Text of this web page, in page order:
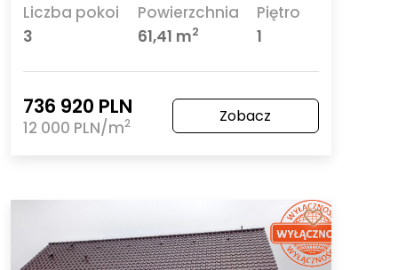
Liczba pokoi
3
Powierzchnia
61,41 m2
Piętro
1
736 920 PLN
12 000 PLN/m2 Zobacz